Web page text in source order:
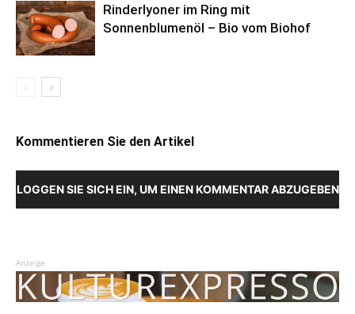
Rinderlyoner im Ring mit
Sonnenblumenöl – Bio vom Biohof
Kommentieren Sie den Artikel
LOGGEN SIE SICH EIN, UM EINEN KOMMENTAR ABZUGEBEN
Anzeige